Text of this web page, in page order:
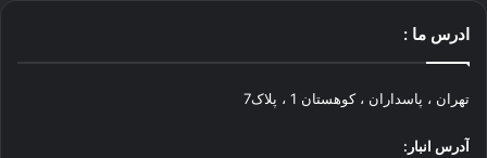
ادرس ما :
تهران ، پاسداران ، کوهستان 1 ، پلاک7
آدرس انبار: